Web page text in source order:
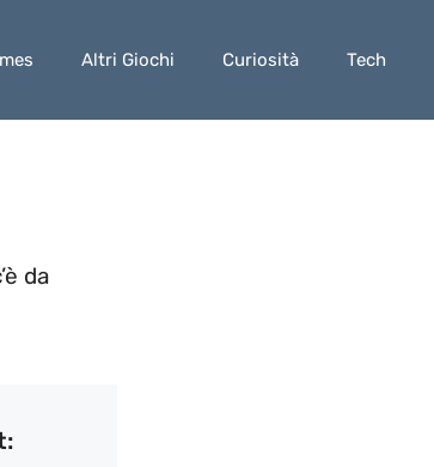
Altri Giochi Curiosità Tech
da